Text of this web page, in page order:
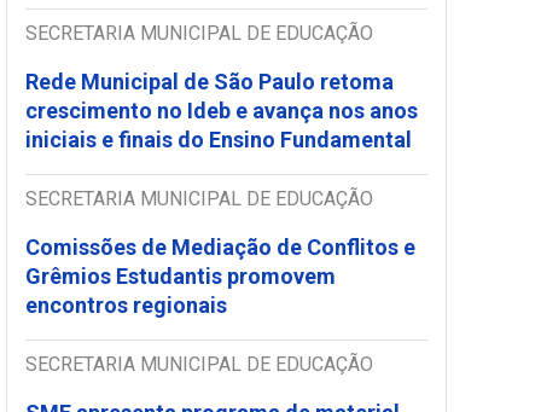
SECRETARIA MUNICIPAL DE EDUCAÇÃO
Rede Municipal de São Paulo retoma
crescimento no Ideb e avança nos anos
iniciais e finais do Ensino Fundamental
SECRETARIA MUNICIPAL DE EDUCAÇÃO
Comissões de Mediação de Conflitos e
Grêmios Estudantis promovem
encontros regionais
SECRETARIA MUNICIPAL DE EDUCAÇÃO